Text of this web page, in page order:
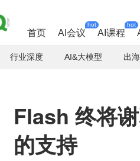
首页 AI会议
hot
AI课程
hot
行业深度 AI&大模型 出海
Flash 终将
的支持